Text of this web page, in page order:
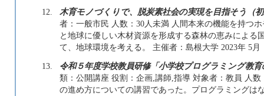
12.
木育モノづくりで、脱炭素社会の実現を目指そう（
者：一般市民 人数：30人未満 人間本来の機能を持つ
と地球に優しい木材資源を形成する森林の恵みによる
て、地球環境を考える。 主催者：島根大学 2023年 5
13.
令和５年度学校教員研修「小学校プログラミング教
類：公開講座 役割：企画,講師,指導 対象者：教員 人
の進め方についての講習であった。プログラミングは